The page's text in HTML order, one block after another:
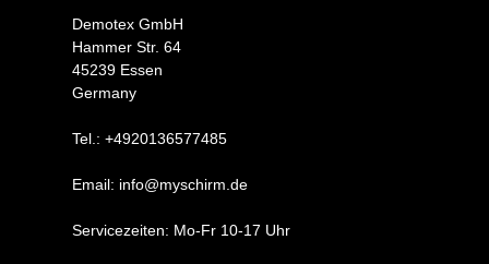
Demotex GmbH
Hammer Str. 64
45239 Essen
Germany
Tel.: +4920136577485
Email: info@myschirm.de
Servicezeiten: Mo-Fr 10-17 Uhr